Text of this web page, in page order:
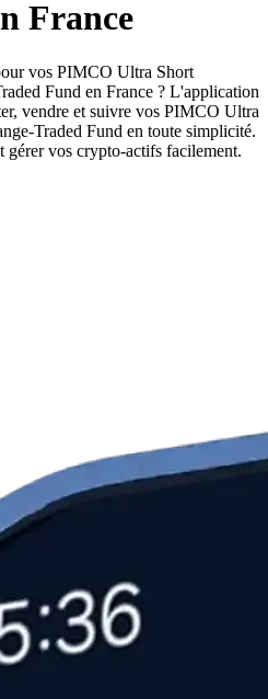
France
vos PIMCO Ultra Short
Fund en France ? L'application
vendre et suivre vos PIMCO Ultra
Traded Fund en toute simplicité.
gérer vos crypto-actifs facilement.